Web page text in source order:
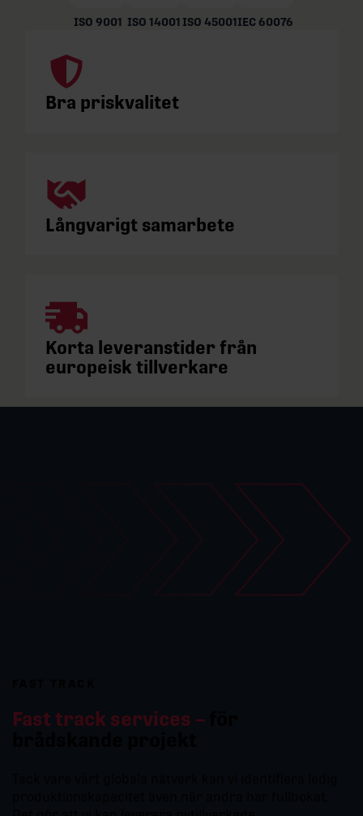
ISO 9001 ISO 14001 ISO 45001IEC 60076
Bra priskvalitet
Långvarigt samarbete
Korta leveranstider från
europeisk tillverkare
Fast track services –